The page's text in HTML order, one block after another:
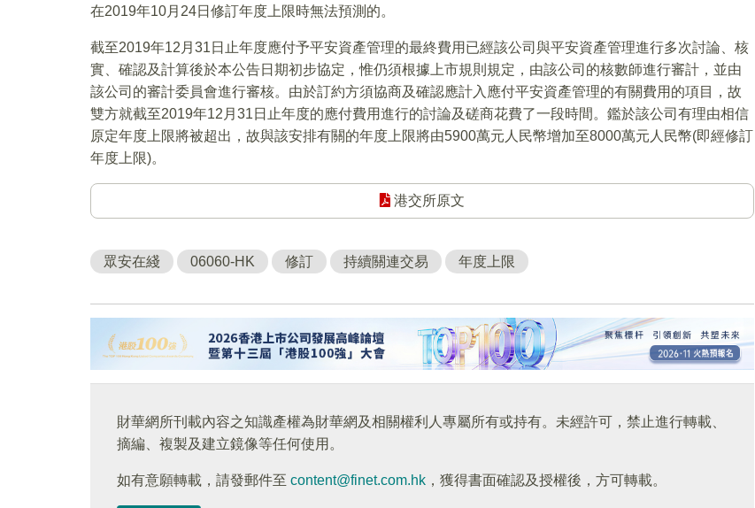
在2019年10月24日修訂年度上限時無法預測的。
截至2019年12月31日止年度應付予平安資產管理的最終費用已經該公司與平安資產管理進行多次討論、核
實、確認及計算後於本公告日期初步協定，惟仍須根據上市規則規定，由該公司的核數師進行審計，並由
該公司的審計委員會進行審核。由於訂約方須協商及確認應計入應付平安資產管理的有關費用的項目，故
雙方就截至2019年12月31日止年度的應付費用進行的討論及磋商花費了一段時間。鑑於該公司有理由相信
原定年度上限將被超出，故與該安排有關的年度上限將由5900萬元人民幣增加至8000萬元人民幣(即經修訂
年度上限)。
港交所原文
眾安在綫 06060-HK 修訂 持續關連交易 年度上限
財華網所刊載內容之知識產權為財華網及相關權利人專屬所有或持有。未經許可，禁止進行轉載、
摘編、複製及建立鏡像等任何使用。
如有意願轉載，請發郵件至 content@finet.com.hk ，獲得書面確認及授權後，方可轉載。